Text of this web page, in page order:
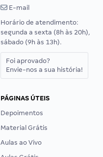
E-mail
Horário de atendimento:
segunda a sexta (8h às 20h),
sábado (9h às 13h).
Foi aprovado?
Envie-nos a sua história!
PÁGINAS ÚTEIS
Depoimentos
Material Grátis
Aulas ao Vivo